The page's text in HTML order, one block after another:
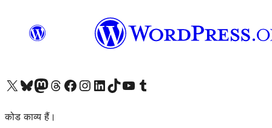
Visit our X (formerly Twitter) account
हमारे बलुस्की खाते पर जाएँVisit our Mastodon account
हमारे थ्रेड्स अकाउंट पर जाएंहमारे फेसबुक पेज पर जाएँहमारे इंस्टाग्राम अकाउंट पर जाएंहमारे लिंक्डइन खाते पर जाएँहमारे टिकटॉक खाते पर जाएँहमारे यूट्यूब चैनल पर जाएंहमारे Tumblr खाते पर जाएँ
कोड काव्य हैं।